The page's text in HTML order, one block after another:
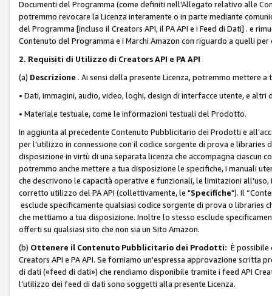
Documenti del Programma (come definiti nell'Allegato relativo alle
potremmo revocare la Licenza interamente o in parte mediante
del Programma [incluso il Creators API, il PA API e i Feed di Dati] . e
Contenuto del Programma e i Marchi Amazon con riguardo a quelli
2. Requisiti di Utilizzo di Creators API e PA API
(a) Descrizione . Ai sensi della presente Licenza, potremmo mettere
• Dati, immagini, audio, video, loghi, design di interfacce utente, e altri
• Materiale testuale, come le informazioni testuali del Prodotto.
In aggiunta al precedente Contenuto Pubblicitario dei Prodotti e
per l'utilizzo in connessione con il codice sorgente di prova e libraries
disposizione in virtù di una separata licenza che accompagna ciascun
potremmo anche mettere a tua disposizione le specifiche, i manuali
che descrivono le capacità operative e funzionali, le limitazioni
corretto utilizzo del PA API (collettivamente, le "Specifiche"). Il
esclude specificamente qualsiasi codice sorgente di prova o libraries
che mettiamo a tua disposizione. Inoltre lo stesso esclude
offerti su qualsiasi sito che non sia un Sito Amazon.
(b) Ottenere il Contenuto Pubblicitario dei Prodotti: È
Creators API e PA API. Se forniamo un'espressa approvazione
di dati («feed di dati») che rendiamo disponibile tramite i feed API
l'utilizzo dei feed di dati sono soggetti alla presente Licenza.